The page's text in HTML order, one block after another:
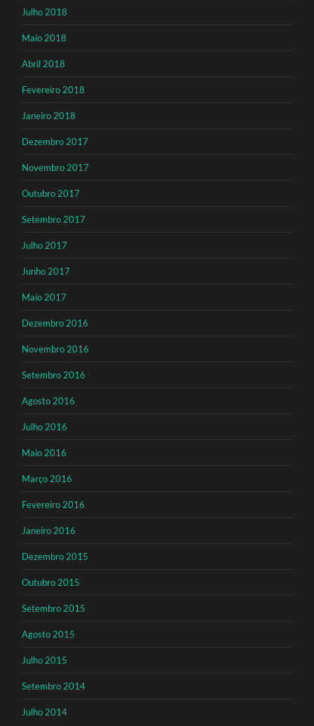
Julho 2018
Maio 2018
Abril 2018
Fevereiro 2018
Janeiro 2018
Dezembro 2017
Novembro 2017
Outubro 2017
Setembro 2017
Julho 2017
Junho 2017
Maio 2017
Dezembro 2016
Novembro 2016
Setembro 2016
Agosto 2016
Julho 2016
Maio 2016
Março 2016
Fevereiro 2016
Janeiro 2016
Dezembro 2015
Outubro 2015
Setembro 2015
Agosto 2015
Julho 2015
Setembro 2014
Julho 2014